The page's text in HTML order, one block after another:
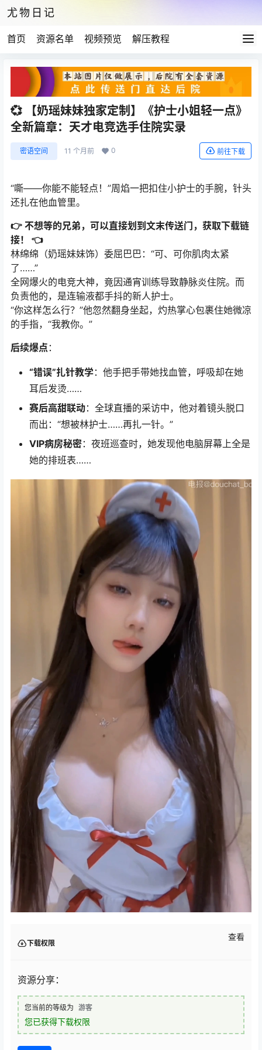
尤物日记
首页 资源名单 视频预览 解压教程
💞 【奶瑶妹妹独家定制】《护士小姐轻一点》
全新篇章：天才电竞选手住院实录
密语空间 11 个月前 0 前往下载
“嘶——你能不能轻点！”周焰一把扣住小护士的手腕，针头
还扎在他血管里。
👉 不想等的兄弟，可以直接划到文末传送门，获取下载链
接！ 👈
林绵绵（奶瑶妹妹饰）委屈巴巴：“可、可你肌肉太紧
了……”
全网爆火的电竞大神，竟因通宵训练导致静脉炎住院。而
负责他的，是连输液都手抖的新人护士。
“你这样怎么行？”他忽然翻身坐起，灼热掌心包裹住她微凉
的手指，“我教你。”
后续爆点 ：
“错误”扎针教学：他手把手带她找血管，呼吸却在她
耳后发烫……
赛后高甜联动：全球直播的采访中，他对着镜头脱口
而出：“想被林护士……再扎一针。”
VIP病房秘密：夜班巡查时，她发现他电脑屏幕上全是
她的排班表……
下载权限
查看
资源分享：
您当前的等级为 游客
您已获得下载权限